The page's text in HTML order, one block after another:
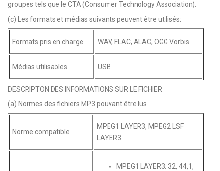
groupes tels que le CTA (Consumer Technology Association).
(c) Les formats et médias suivants peuvent être utilisés:
Formats pris en charge WAV, FLAC, ALAC, OGG Vorbis
Médias utilisables USB
DESCRIPTON DES INFORMATIONS SUR LE FICHIER
(a) Normes des fichiers MP3 pouvant être lus
Norme compatible
MPEG1 LAYER3, MPEG2 LSF
LAYER3
MPEG1 LAYER3: 32, 44,1,